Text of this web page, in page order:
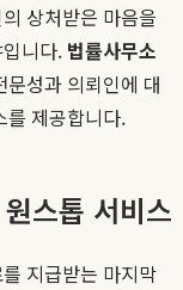
상처받은 마음을
니다. 법률사무소
성과 의뢰인에 대
를 제공합니다.
스톱 서비스
지급받는 마지막